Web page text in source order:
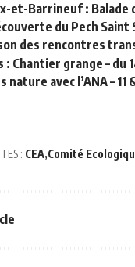
et-Barrineuf : Balade
du Pech Saint
des rencontres
: Chantier grange – du
nature avec l’ANA – 11
: CEA Comité